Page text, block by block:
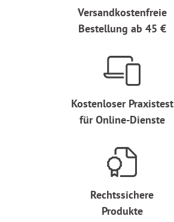
Versandkostenfreie
Bestellung ab 45 €
Kostenloser Praxistest
für Online-Dienste
Rechtssichere
Produkte